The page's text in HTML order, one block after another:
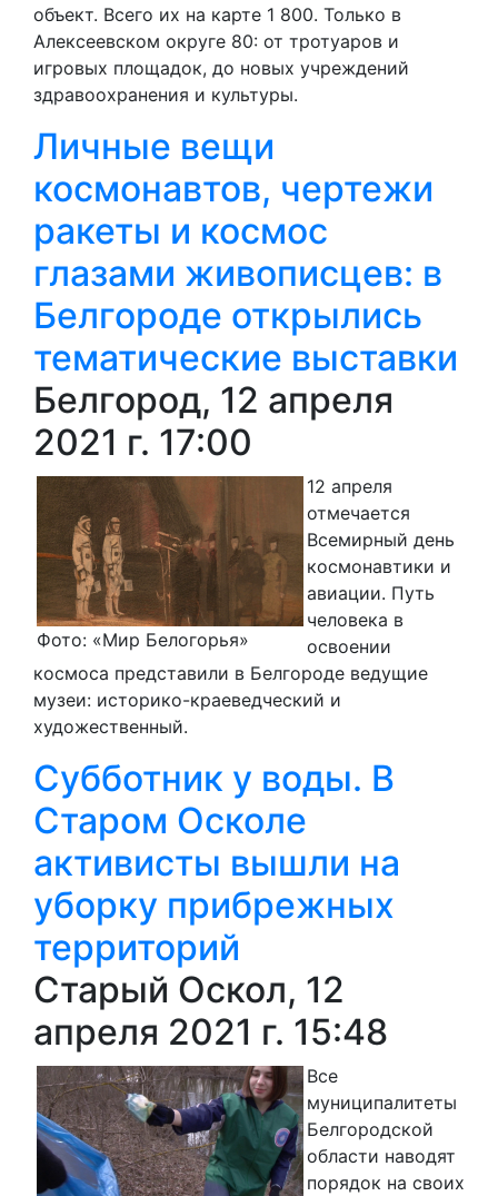
объект. Всего их на карте 1 800. Только в
Алексеевском округе 80: от тротуаров и
игровых площадок, до новых учреждений
здравоохранения и культуры.
Личные вещи
космонавтов, чертежи
ракеты и космос
глазами живописцев: в
Белгороде открылись
тематические выставки
Белгород, 12 апреля
2021 г. 17:00
Фото: «Мир Белогорья»
12 апреля
отмечается
Всемирный день
космонавтики и
авиации. Путь
человека в
освоении
космоса представили в Белгороде ведущие
музеи: историко-краеведческий и
художественный.
Субботник у воды. В
Старом Осколе
активисты вышли на
уборку прибрежных
территорий
Старый Оскол, 12
апреля 2021 г. 15:48
Все
муниципалитеты
Белгородской
области наводят
порядок на своих